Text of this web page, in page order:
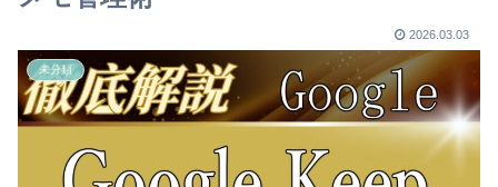
2026.03.03
未分類